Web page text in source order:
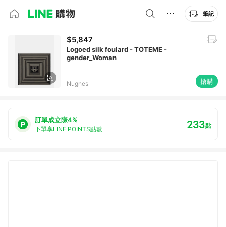
筆記
$5,847
Logoed silk foulard - TOTEME -
gender_Woman
Nugnes 搶購
訂單成立賺4%
下單享LINE POINTS點數 233點